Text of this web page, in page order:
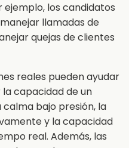
los candidatos
llamadas de
quejas de clientes
reales pueden ayudar
capacidad de un
bajo presión, la
y la capacidad
real. Además, las